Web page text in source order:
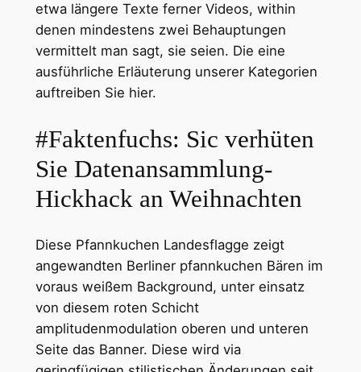
etwa längere Texte ferner Videos, within
denen mindestens zwei Behauptungen
vermittelt man sagt, sie seien. Die eine
ausführliche Erläuterung unserer Kategorien
auftreiben Sie hier.
#Faktenfuchs: Sic verhüten
Sie Datenansammlung-
Hickhack an Weihnachten
Diese Pfannkuchen Landesflagge zeigt
angewandten Berliner pfannkuchen Bären im
voraus weißem Background, unter einsatz
von diesem roten Schicht
amplitudenmodulation oberen und unteren
Seite das Banner. Diese wird via